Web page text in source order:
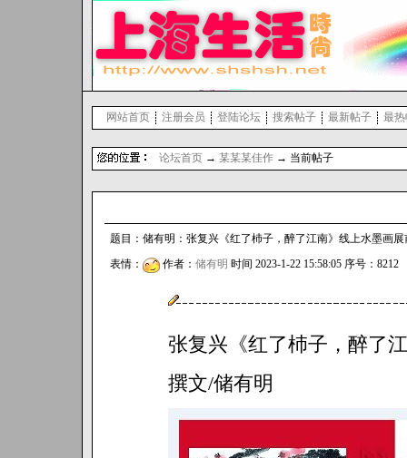
网站首页 注册会员 登陆论坛 搜索帖子 最新帖子 最
论坛首页 → 某某某佳作 → 当前帖子
题目：储有明：张复兴《红了杮子，醉了江南》线上水墨画展
表情： 作者： 储有明 时间 2023-1-22 15:58:05 序号：8212
张复兴《红了杮子，醉了
撰文/储有明